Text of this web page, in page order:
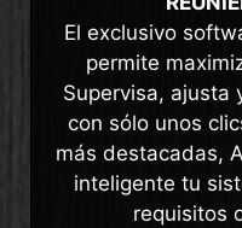
El exclusivo
permite
Supervisa, ajusta
con sólo unos
más destacadas,
inteligente tu
requisitos